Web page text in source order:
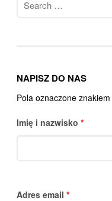
for:
NAPISZ DO NAS
Pola oznaczone znakiem
Imię i nazwisko *
Adres email *